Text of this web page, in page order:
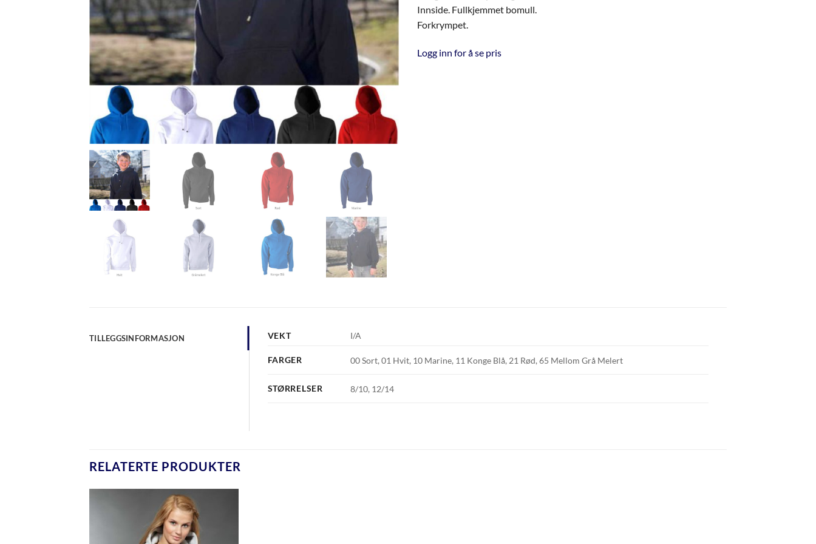
Innside. Fullkjemmet bomull.
Forkrympet.
Logg inn for å se pris
TILLEGGSINFORMASJON VEKT I/A
FARGER 00 Sort, 01 Hvit, 10 Marine, 11 Konge Blå, 21 Rød, 65 Mellom Grå Melert
STØRRELSER 8/10, 12/14
RELATERTE PRODUKTER